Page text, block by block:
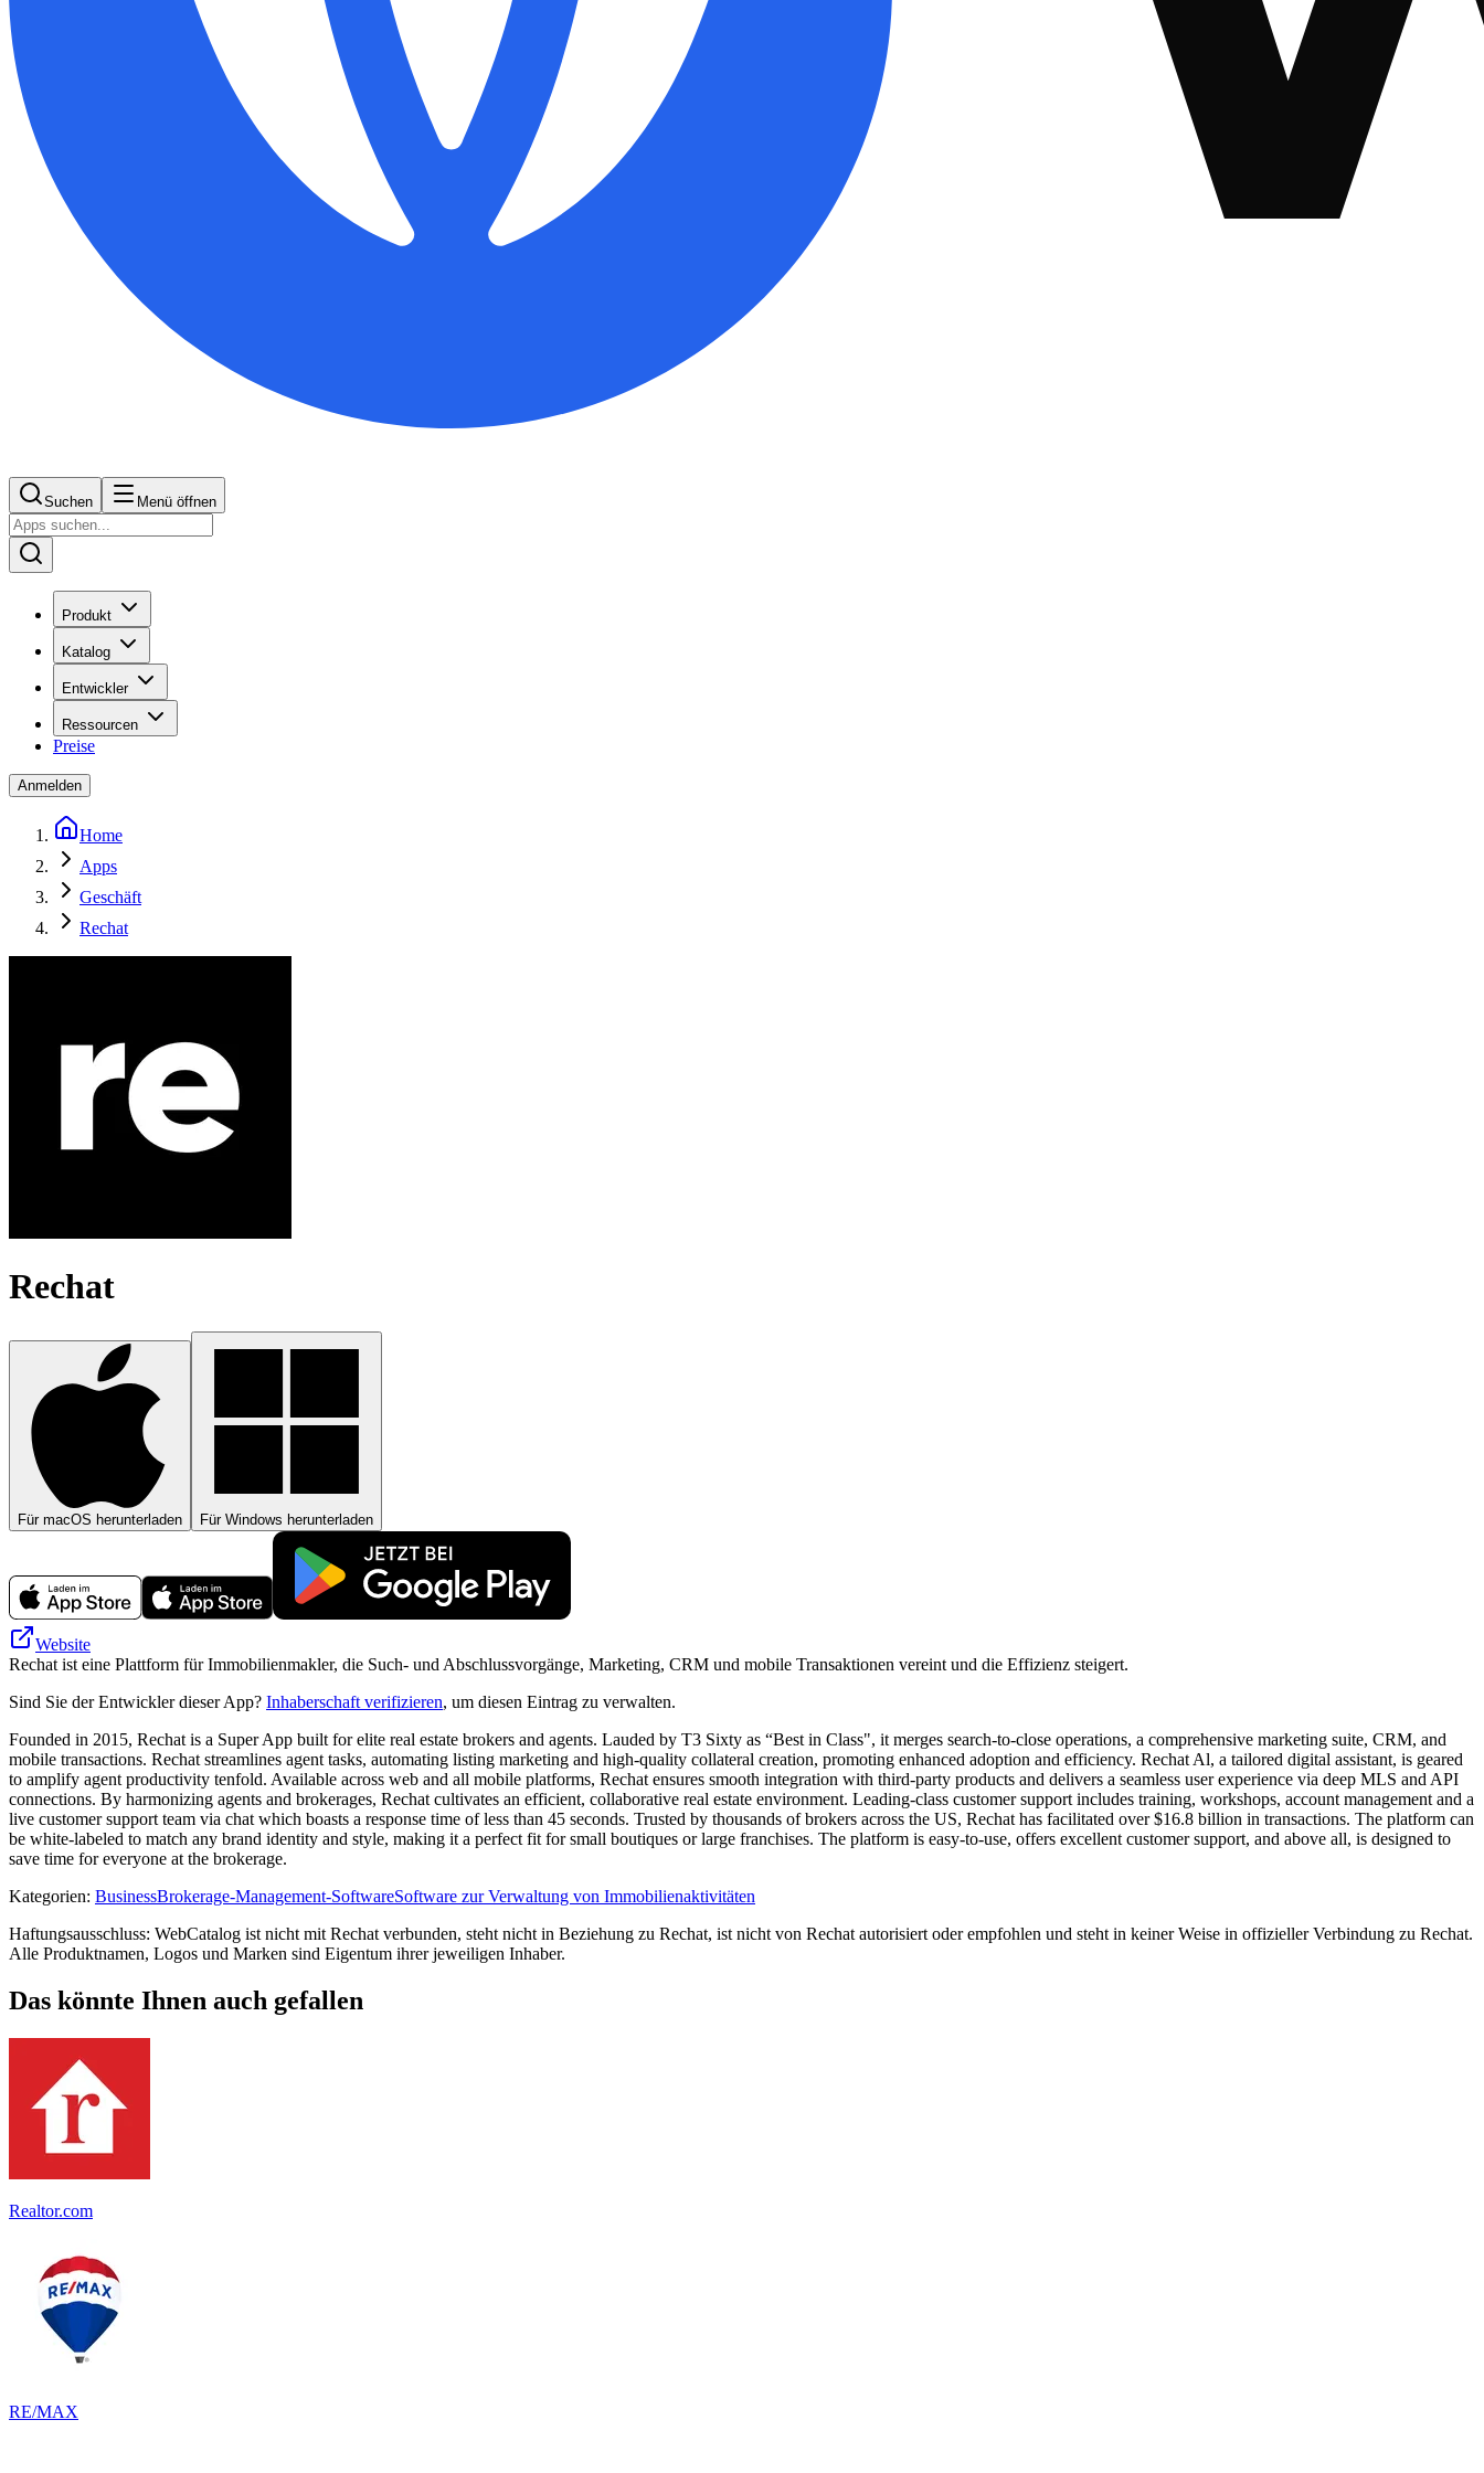
Suchen Menü öffnen
Produkt
Katalog
Entwickler
Ressourcen
Preise
Anmelden
Home
Apps
Geschäft
Rechat
Rechat
Für macOS herunterladen Für Windows herunterladen
Website
Rechat ist eine Plattform für Immobilienmakler, die Such- und Abschlussvorgänge, Marketing, CRM und mobile Transaktionen vereint und die Effizienz steigert.
Sind Sie der Entwickler dieser App? Inhaberschaft verifizieren, um diesen Eintrag zu verwalten.
Founded in 2015, Rechat is a Super App built for elite real estate brokers and agents. Lauded by T3 Sixty as “Best in Class", it merges search-to-close operations, a comprehensive marketing suite, CRM, and
mobile transactions. Rechat streamlines agent tasks, automating listing marketing and high-quality collateral creation, promoting enhanced adoption and efficiency. Rechat Al, a tailored digital assistant, is geared
to amplify agent productivity tenfold. Available across web and all mobile platforms, Rechat ensures smooth integration with third-party products and delivers a seamless user experience via deep MLS and API
connections. By harmonizing agents and brokerages, Rechat cultivates an efficient, collaborative real estate environment. Leading-class customer support includes training, workshops, account management and a
live customer support team via chat which boasts a response time of less than 45 seconds. Trusted by thousands of brokers across the US, Rechat has facilitated over $16.8 billion in transactions. The platform can
be white-labeled to match any brand identity and style, making it a perfect fit for small boutiques or large franchises. The platform is easy-to-use, offers excellent customer support, and above all, is designed to
save time for everyone at the brokerage.
Kategorien: BusinessBrokerage-Management-SoftwareSoftware zur Verwaltung von Immobilienaktivitäten
Haftungsausschluss: WebCatalog ist nicht mit Rechat verbunden, steht nicht in Beziehung zu Rechat, ist nicht von Rechat autorisiert oder empfohlen und steht in keiner Weise in offizieller Verbindung zu Rechat.
Alle Produktnamen, Logos und Marken sind Eigentum ihrer jeweiligen Inhaber.
Das könnte Ihnen auch gefallen
Realtor.com
RE/MAX